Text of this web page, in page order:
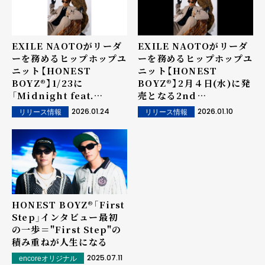
EXILE NAOTOがリーダ
ーを務めるヒップホップユ
ニット【HONEST
BOYZ®︎】1/23に
「Midnight feat.
claquepot」のMV公開！
リリース情報 2026.01.24
EXILE NAOTOがリーダ
ーを務めるヒップホップユ
ニット【HONEST
BOYZ®︎】2月４日(水)に発
売となる2nd
Album『HONEST
AVENUE』新アーティスト
リリース情報 2026.01.10
HONEST BOYZ®︎「First
Step」インタビュー――最初
の一歩＝"First Step"の
積み重ねが人生になる
encoreオリジナル 2025.07.11